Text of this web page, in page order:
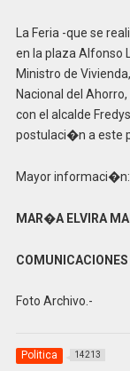
La Feria -que se
en la plaza Alfonso
Ministro de
Nacional del
con el alcalde
postulaci�n a este
Mayor
MAR�A ELVIRA
Foto Archivo.-
Politica 14213